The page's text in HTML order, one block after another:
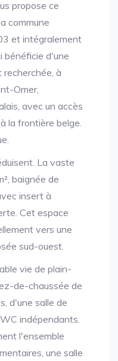
propose ce
commune
et intégralement
bénéficie d'une
à
Omer,
avec un accès
la frontière belge.
La vaste
baignée de
insert à
Cet espace
vers une
sud-ouest.
vie de plain-
de-chaussée de
d'une salle de
indépendants.
l'ensemble
une salle